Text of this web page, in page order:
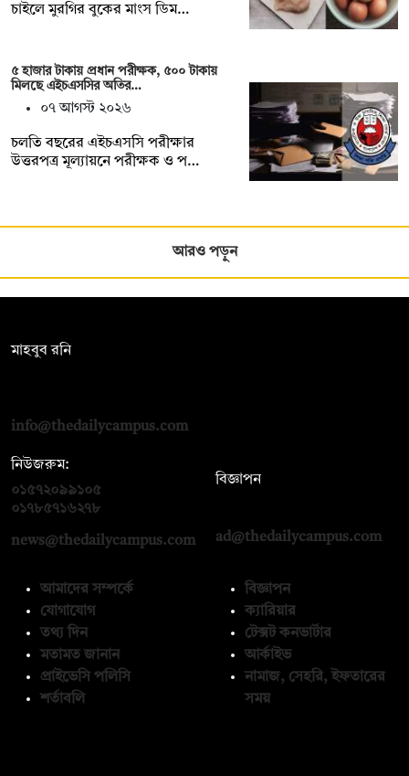
চাইলে মুরগির বুকের মাংস ডিম…
৫ হাজার টাকায় প্রধান পরীক্ষক, ৫০০ টাকায়
মিলছে এইচএসসির অতির…
০৭ আগস্ট ২০২৬
চলতি বছরের এইচএসসি পরীক্ষার
উত্তরপত্র মূল্যায়নে পরীক্ষক ও প…
আরও পড়ুন
মাহবুব রনি
info@thedailycampus.com
নিউজরুম:
০১৫৭২০৯৯১০৫
০১৭৮৫৭১৬২৭৮
news@thedailycampus.com
বিজ্ঞাপন
ad@thedailycampus.com
আমাদের সম্পর্কে
যোগাযোগ
তথ্য দিন
মতামত জানান
প্রাইভেসি পলিসি
শর্তাবলি
বিজ্ঞাপন
ক্যারিয়ার
টেক্সট কনভার্টার
আর্কাইভ
নামাজ, সেহরি, ইফতারের
সময়